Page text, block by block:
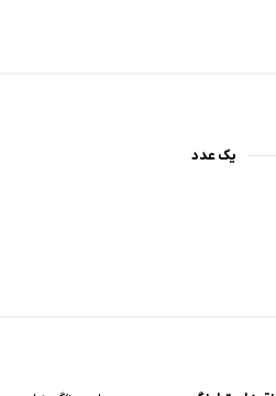
یک عدد